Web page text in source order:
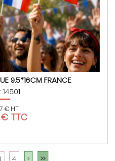
9.5*16CM FRANCE
14501
€ HT
TTC
4 > >>